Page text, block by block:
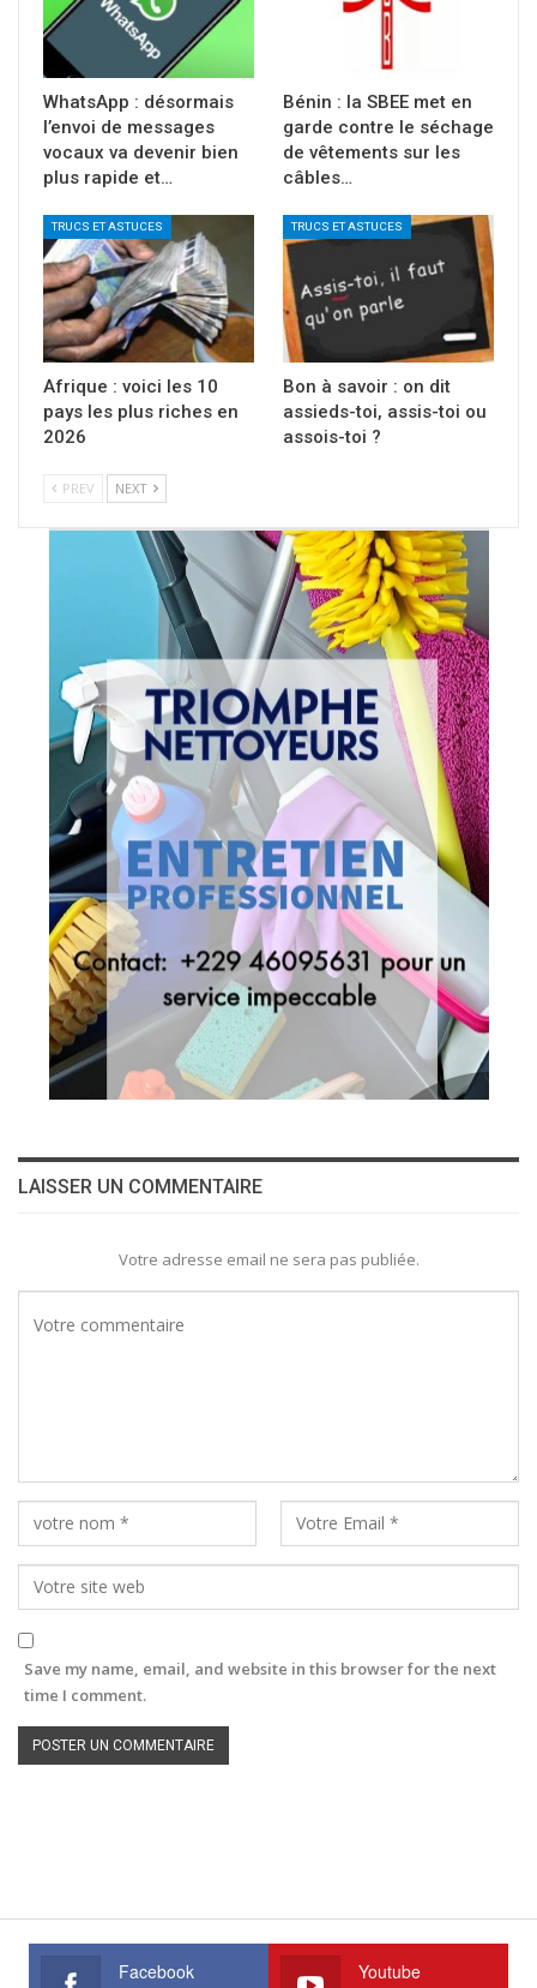
WhatsApp : désormais
l’envoi de messages
vocaux va devenir bien
plus rapide et…
Bénin : la SBEE met en
garde contre le séchage
de vêtements sur les
câbles…
TRUCS ET ASTUCES
Afrique : voici les 10
pays les plus riches en
2026
TRUCS ET ASTUCES
Bon à savoir : on dit
assieds-toi, assis-toi ou
assois-toi ?
PREV NEXT
LAISSER UN COMMENTAIRE
Votre adresse email ne sera pas publiée.
Save my name, email, and website in this browser for the next
time I comment.
Facebook Youtube